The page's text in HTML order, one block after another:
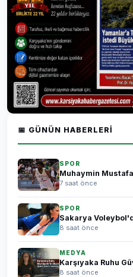
📅 GÜNÜN HABERLERI
SPOR
Muhaymin
7 saat önce
SPOR
Sakarya
8 saat önce
MEDYA
Karşıyaka Ruhu
8 saat önce